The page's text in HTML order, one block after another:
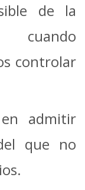
de la
controlar
admitir
que no